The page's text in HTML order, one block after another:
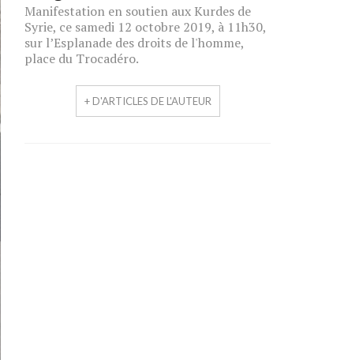
Manifestation en soutien aux Kurdes de
Syrie, ce samedi 12 octobre 2019, à 11h30,
sur l’Esplanade des droits de l'homme,
place du Trocadéro.
+ D'ARTICLES DE L'AUTEUR